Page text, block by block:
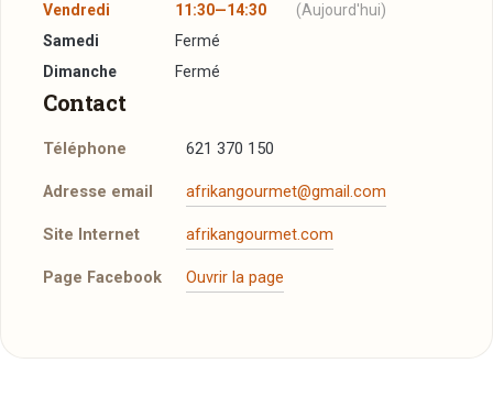
Vendredi
11:30—14:30
(Aujourd'hui)
Samedi
Fermé
Dimanche
Fermé
Contact
Téléphone 621 370 150
Adresse email afrikangourmet@gmail.com
Site Internet afrikangourmet.com
Page Facebook Ouvrir la page